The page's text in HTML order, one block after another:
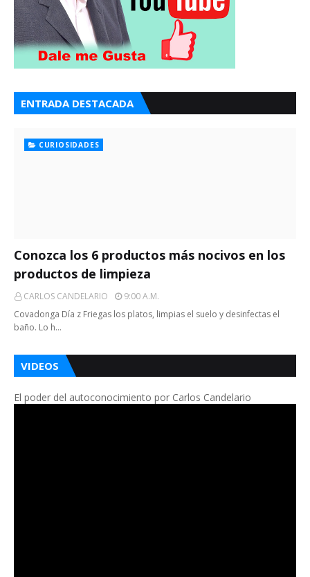
ENTRADA DESTACADA
CURIOSIDADES
Conozca los 6 productos más nocivos en los
productos de limpieza
CARLOS CANDELARIO
9:00 A.m.
Covadonga Día z Friegas los platos, limpias el suelo y desinfectas el
baño. Lo h…
VIDEOS
El poder del autoconocimiento por Carlos Candelario